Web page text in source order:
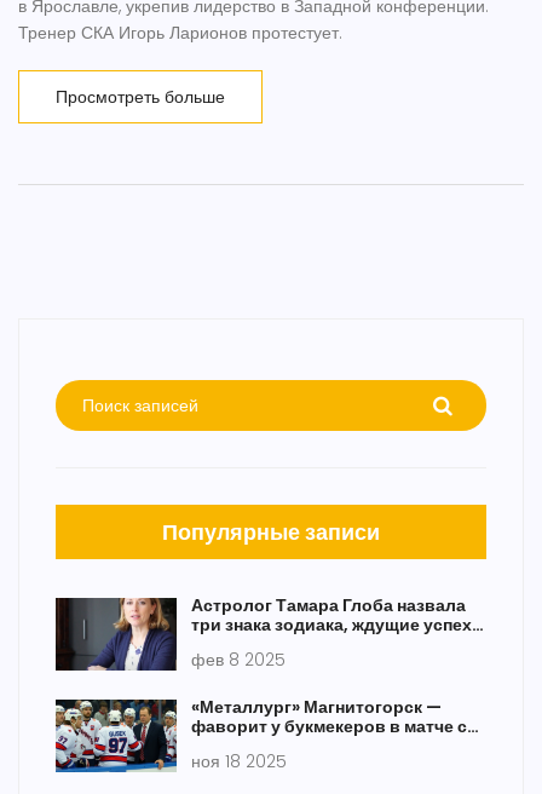
в Ярославле, укрепив лидерство в Западной конференции.
Тренер СКА Игорь Ларионов протестует.
Просмотреть больше
Популярные записи
Астролог Тамара Глоба назвала
три знака зодиака, ждущие успех и
фев 8 2025
«Металлург» Магнитогорск —
фаворит у букмекеров в матче со
ноя 18 2025